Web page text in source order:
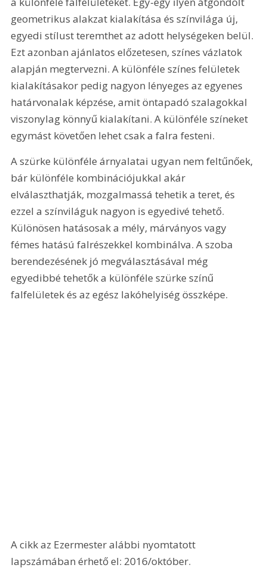
geometrikus alakzat kialakítása és színvilága új,
egyedi stílust teremthet az adott helységeken belül.
Ezt azonban ajánlatos előzetesen, színes vázlatok
alapján megtervezni. A különféle színes felületek
kialakításakor pedig nagyon lényeges az egyenes
határvonalak képzése, amit öntapadó szalagokkal
viszonylag könnyű kialakítani. A különféle színeket
egymást követően lehet csak a falra festeni.
A szürke különféle árnyalatai ugyan nem feltűnőek,
bár különféle kombinációjukkal akár
elválaszthatják, mozgalmassá tehetik a teret, és
ezzel a színviláguk nagyon is egyedivé tehető.
Különösen hatásosak a mély, márványos vagy
fémes hatású falrészekkel kombinálva. A szoba
berendezésének jó megválasztásával még
egyedibbé tehetők a különféle szürke színű
falfelületek és az egész lakóhelyiség összképe.
A cikk az Ezermester alábbi nyomtatott
lapszámában érhető el: 2016/október.